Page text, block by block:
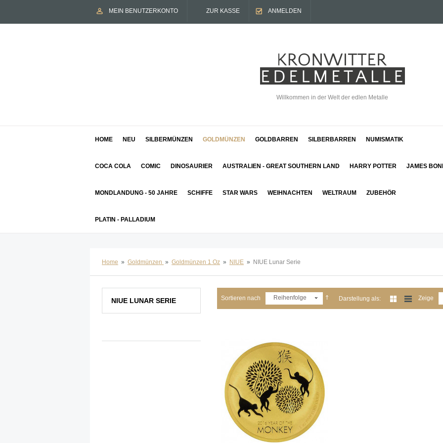
MEIN BENUTZERKONTO ZUR KASSE ANMELDEN
Willkommen in der Welt der edlen Metalle
HOME NEU SILBERMÜNZEN GOLDMÜNZEN GOLDBARREN SILBERBARREN NUMISMATIK
COCA COLA COMIC DINOSAURIER AUSTRALIEN - GREAT SOUTHERN LAND HARRY POTTER JAMES
MONDLANDUNG - 50 JAHRE SCHIFFE STAR WARS WEIHNACHTEN WELTRAUM ZUBEHÖR
PLATIN - PALLADIUM
Home » Goldmünzen » Goldmünzen 1 Oz » NIUE » NIUE Lunar Serie
Sortieren nach Reihenfolge Darstellung als: Zeige
NIUE LUNAR SERIE